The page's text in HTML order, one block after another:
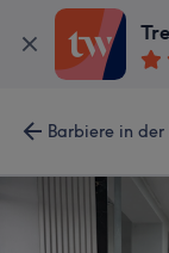
Barbiere in